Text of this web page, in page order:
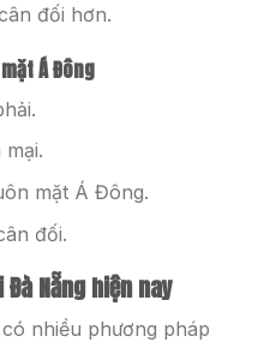
đối hơn.
Á Đông
mặt Á Đông.
đối.
Nẵng hiện nay
có nhiều phương pháp